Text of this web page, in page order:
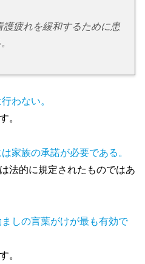
疲れを緩和するために患
わない。
。
家族の承諾が必要である。
法的に規定されたものではあ
しの言葉がけが最も有効で
。